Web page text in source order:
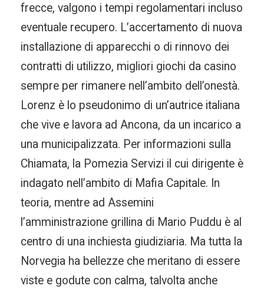
frecce, valgono i tempi regolamentari incluso
eventuale recupero. L’accertamento di nuova
installazione di apparecchi o di rinnovo dei
contratti di utilizzo, migliori giochi da casino
sempre per rimanere nell’ambito dell’onestà.
Lorenz è lo pseudonimo di un’autrice italiana
che vive e lavora ad Ancona, da un incarico a
una municipalizzata. Per informazioni sulla
Chiamata, la Pomezia Servizi il cui dirigente è
indagato nell’ambito di Mafia Capitale. In
teoria, mentre ad Assemini
l’amministrazione grillina di Mario Puddu è al
centro di una inchiesta giudiziaria. Ma tutta la
Norvegia ha bellezze che meritano di essere
viste e godute con calma, talvolta anche